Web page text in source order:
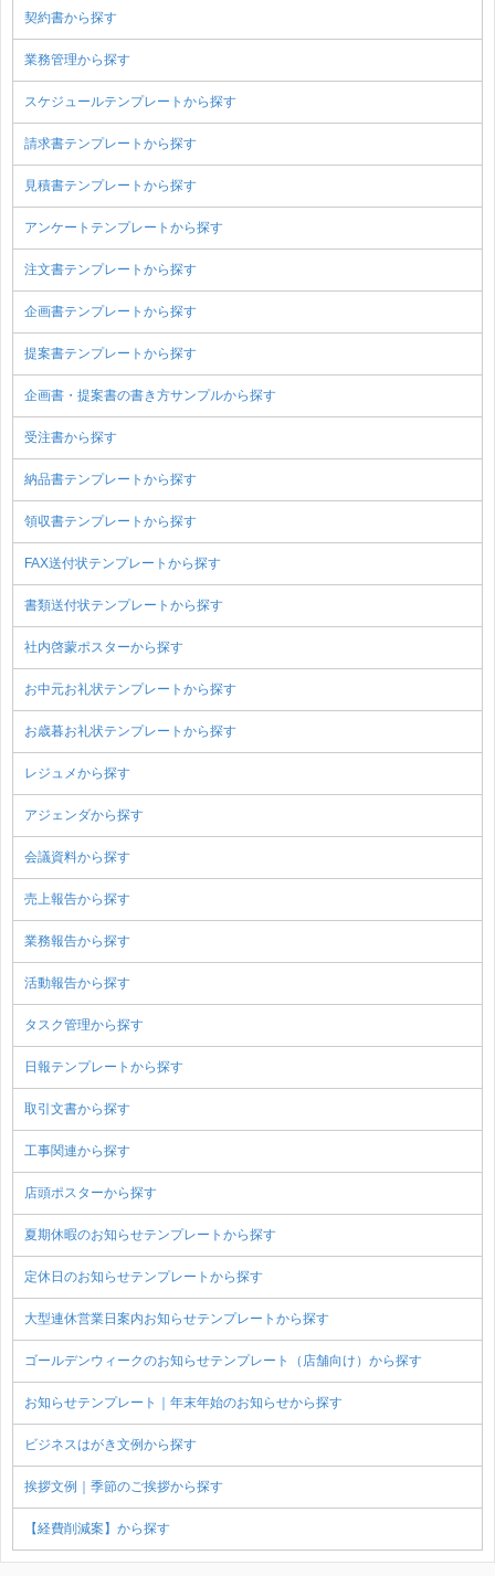
契約書から探す
業務管理から探す
スケジュールテンプレートから探す
請求書テンプレートから探す
見積書テンプレートから探す
アンケートテンプレートから探す
注文書テンプレートから探す
企画書テンプレートから探す
提案書テンプレートから探す
企画書・提案書の書き方サンプルから探す
受注書から探す
納品書テンプレートから探す
領収書テンプレートから探す
FAX送付状テンプレートから探す
書類送付状テンプレートから探す
社内啓蒙ポスターから探す
お中元お礼状テンプレートから探す
お歳暮お礼状テンプレートから探す
レジュメから探す
アジェンダから探す
会議資料から探す
売上報告から探す
業務報告から探す
活動報告から探す
タスク管理から探す
日報テンプレートから探す
取引文書から探す
工事関連から探す
店頭ポスターから探す
夏期休暇のお知らせテンプレートから探す
定休日のお知らせテンプレートから探す
大型連休営業日案内お知らせテンプレートから探す
ゴールデンウィークのお知らせテンプレート（店舗向け）から探す
お知らせテンプレート｜年末年始のお知らせから探す
ビジネスはがき文例から探す
挨拶文例｜季節のご挨拶から探す
【経費削減案】から探す